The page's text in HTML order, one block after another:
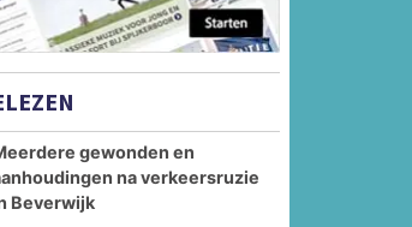
gewonden en
na verkeersruzie
Beverwijk